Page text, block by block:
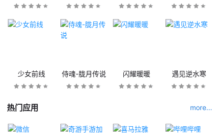
少女前线 侍魂-胧月传说 闪耀暖暖 遇见逆水寒
热门应用 more...